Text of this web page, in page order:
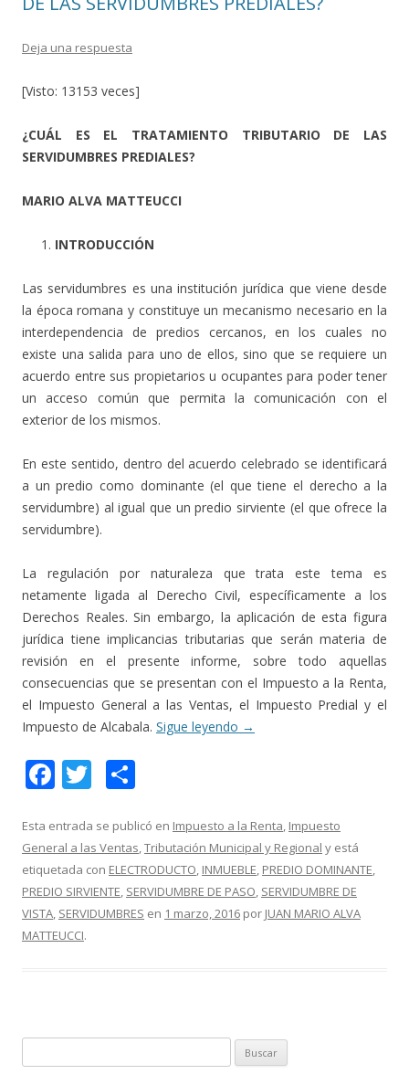
Deja una respuesta
[Visto: 13153 veces]
¿CUÁL ES EL TRATAMIENTO TRIBUTARIO DE LAS
SERVIDUMBRES PREDIALES?
MARIO ALVA MATTEUCCI
INTRODUCCIÓN
Las servidumbres es una institución jurídica que viene desde
la época romana y constituye un mecanismo necesario en la
interdependencia de predios cercanos, en los cuales no
existe una salida para uno de ellos, sino que se requiere un
acuerdo entre sus propietarios u ocupantes para poder tener
un acceso común que permita la comunicación con el
exterior de los mismos.
En este sentido, dentro del acuerdo celebrado se identificará
a un predio como dominante (el que tiene el derecho a la
servidumbre) al igual que un predio sirviente (el que ofrece la
servidumbre).
La regulación por naturaleza que trata este tema es
netamente ligada al Derecho Civil, específicamente a los
Derechos Reales. Sin embargo, la aplicación de esta figura
jurídica tiene implicancias tributarias que serán materia de
revisión en el presente informe, sobre todo aquellas
consecuencias que se presentan con el Impuesto a la Renta,
el Impuesto General a las Ventas, el Impuesto Predial y el
Impuesto de Alcabala. Sigue leyendo →
F
e
b
o
o
k
T
itt
er
m
p
ar
ti
Esta entrada se publicó en Impuesto a la Renta, Impuesto
General a las Ventas,Tributación Municipal y Regional y está
etiquetada con ELECTRODUCTO, INMUEBLE, PREDIO DOMINANTE,
PREDIO SIRVIENTE, SERVIDUMBRE DE PASO, SERVIDUMBRE DE
VISTA, SERVIDUMBRES en 1 marzo, 2016 por JUAN MARIO ALVA
MATTEUCCI.
u